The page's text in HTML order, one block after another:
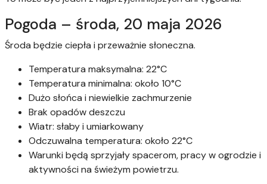
Pogoda – środa, 20 maja 2026
Środa będzie ciepła i przeważnie słoneczna.
Temperatura maksymalna: 22°C
Temperatura minimalna: około 10°C
Dużo słońca i niewielkie zachmurzenie
Brak opadów deszczu
Wiatr: słaby i umiarkowany
Odczuwalna temperatura: około 22°C
Warunki będą sprzyjały spacerom, pracy w ogrodzie i
aktywności na świeżym powietrzu.